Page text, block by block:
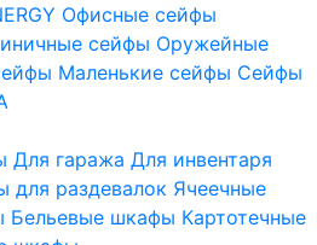
Офисные сейфы
сейфы Оружейные
Маленькие сейфы Сейфы
Для гаража Для инвентаря
для раздевалок Ячеечные
Бельевые шкафы Картотечные